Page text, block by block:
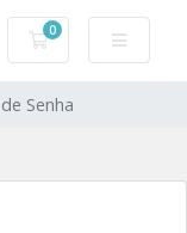
0
Carrinho de
Senha